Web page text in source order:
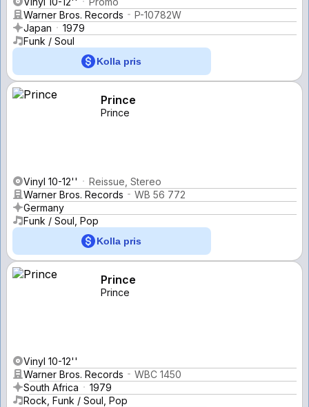
Warner Bros. Records
P-10782W
Japan
1979
Funk / Soul
Kolla pris
Prince
Prince
Vinyl 10-12''
Reissue, Stereo
Warner Bros. Records
WB 56 772
Germany
Funk / Soul, Pop
Kolla pris
Prince
Prince
Vinyl 10-12''
Warner Bros. Records
WBC 1450
South Africa
1979
Rock, Funk / Soul, Pop